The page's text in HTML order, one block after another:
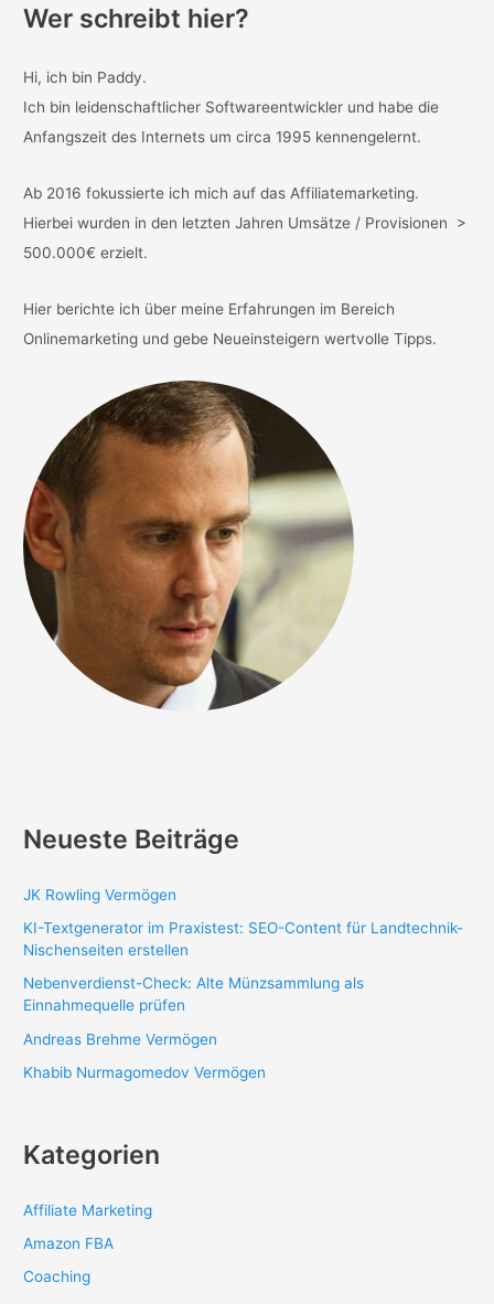
Wer schreibt hier?
Hi, ich bin Paddy.
Ich bin leidenschaftlicher Softwareentwickler und habe die
Anfangszeit des Internets um circa 1995 kennengelernt.
Ab 2016 fokussierte ich mich auf das Affiliatemarketing.
Hierbei wurden in den letzten Jahren Umsätze / Provisionen >
500.000€ erzielt.
Hier berichte ich über meine Erfahrungen im Bereich
Onlinemarketing und gebe Neueinsteigern wertvolle Tipps.
Neueste Beiträge
JK Rowling Vermögen
KI-Textgenerator im Praxistest: SEO-Content für Landtechnik-
Nischenseiten erstellen
Nebenverdienst-Check: Alte Münzsammlung als
Einnahmequelle prüfen
Andreas Brehme Vermögen
Khabib Nurmagomedov Vermögen
Kategorien
Affiliate Marketing
Amazon FBA
Coaching